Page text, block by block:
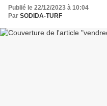
Publié le 22/12/2023 à 10:04
Par SODIDA-TURF